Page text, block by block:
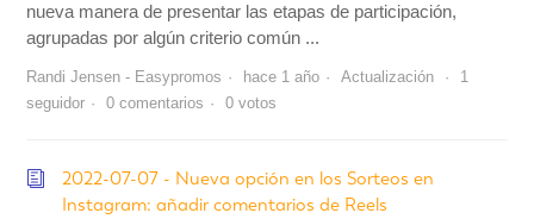
nueva manera de presentar las etapas de participación,
agrupadas por algún criterio común ...
Randi Jensen - Easypromos hace 1 año Actualización
1
seguidor
0 comentarios 0 votos
2022-07-07 - Nueva opción en los Sorteos en
Instagram: añadir comentarios de Reels